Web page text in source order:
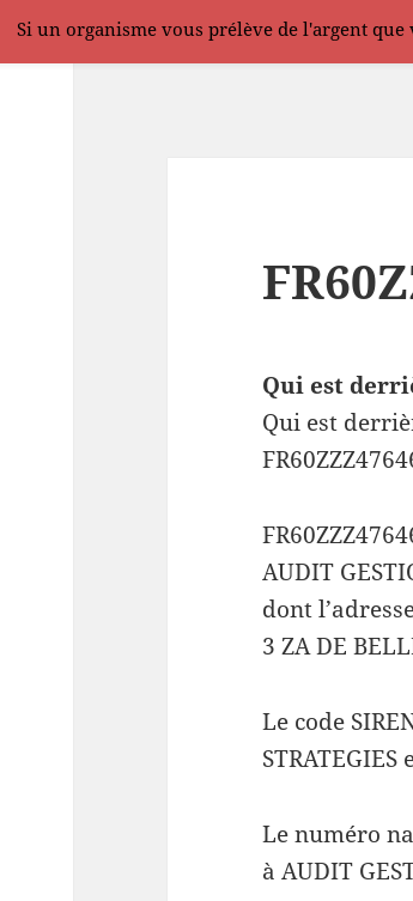
Qui est
Qui est
AUDIT
dont
3 ZA DE
Le code
Le numéro
à AUDIT
Si un organisme vous prélève de l'argent que